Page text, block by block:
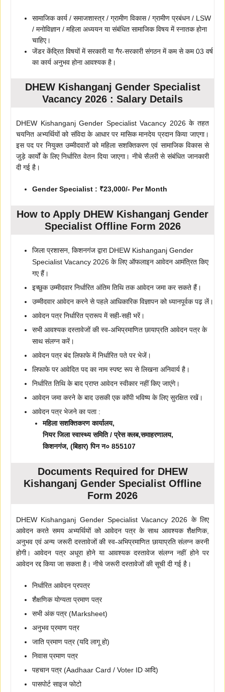
सामाजिक कार्य / समाजशास्त्र / ग्रामीण विकास / ग्रामीण प्रबंधन / LSW
/ मनोविज्ञान / महिला अध्ययन या संबंधित सामाजिक विषय में स्नातक होना
चाहिए।
जेंडर केंद्रित विषयों में सरकारी या गैर-सरकारी संगठन में कम से कम 03 वर्ष
का कार्य अनुभव होना आवश्यक है।
DHEW Kishanganj Gender Specialist
Vacancy 2026 : Salary Details
DHEW Kishanganj Gender Specialist Vacancy 2026 के तहत
चयनित अभ्यर्थियों को संविदा के आधार पर मासिक मानदेय प्रदान किया जाएगा।
इस पद पर नियुक्त उम्मीदवारों को महिला सशक्तिकरण एवं सामाजिक विकास से
जुड़े कार्यों के लिए निर्धारित वेतन दिया जाएगा। नीचे सैलरी से संबंधित जानकारी
दी गई है।
Gender Specialist : ₹23,000/- Per Month
How to Apply DHEW Kishanganj Gender
Specialist Offline Form 2026
जिला प्रशासन, किशनगंज द्वारा DHEW Kishanganj Gender
Specialist Vacancy 2026 के लिए ऑफलाइन आवेदन आमंत्रित किए
गए हैं।
इच्छुक उम्मीदवार निर्धारित अंतिम तिथि तक आवेदन जमा कर सकते हैं।
उम्मीदवार आवेदन करने से पहले आधिकारिक विज्ञापन को ध्यानपूर्वक पढ़ लें।
आवेदन पत्र निर्धारित प्रारूप में सही-सही भरें।
सभी आवश्यक दस्तावेजों की स्व-अभिप्रमाणित छायाप्रति आवेदन पत्र के
साथ संलग्न करें।
आवेदन पत्र बंद लिफाफे में निर्धारित पते पर भेजें।
लिफाफे पर आवेदित पद का नाम स्पष्ट रूप से लिखना अनिवार्य है।
निर्धारित तिथि के बाद प्राप्त आवेदन स्वीकार नहीं किए जाएंगे।
आवेदन जमा करने के बाद उसकी एक कॉपी भविष्य के लिए सुरक्षित रखें।
आवेदन पत्र भेजने का पता :
महिला सशक्तिकरण कार्यालय,
नियर जिला स्वास्थ्य समिति / प्रेस क्लब,समाहरणालय,
किशनगंज, (बिहार) पिन न० 855107
Documents Required for DHEW
Kishanganj Gender Specialist Offline
Form 2026
DHEW Kishanganj Gender Specialist Vacancy 2026 के लिए
आवेदन करते समय अभ्यर्थियों को आवेदन पत्र के साथ आवश्यक शैक्षणिक,
अनुभव एवं अन्य जरूरी दस्तावेजों की स्व-अभिप्रमाणित छायाप्रति संलग्न करनी
होगी। आवेदन पत्र अधूरा होने या आवश्यक दस्तावेज संलग्न नहीं होने पर
आवेदन रद्द किया जा सकता है। नीचे जरूरी दस्तावेजों की सूची दी गई है।
निर्धारित आवेदन प्रपत्र
शैक्षणिक योग्यता प्रमाण पत्र
सभी अंक पत्र (Marksheet)
अनुभव प्रमाण पत्र
जाति प्रमाण पत्र (यदि लागू हो)
निवास प्रमाण पत्र
पहचान पत्र (Aadhaar Card / Voter ID आदि)
पासपोर्ट साइज फोटो